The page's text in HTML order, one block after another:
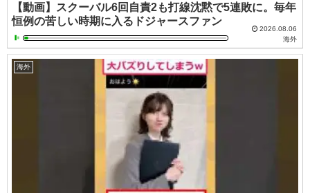
【動画】スクーバル6回自責2も打線沈黙で5連敗に。毎年
恒例の苦しい時期に入るドジャースファン
2026.08.06
海外
海外